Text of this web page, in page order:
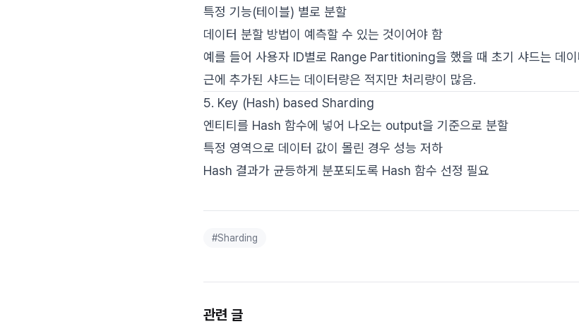
특정 기능(테이블) 별로 분할
데이터 분할 방법이 예측할 수 있는 것이어야 함
예를 들어 사용자 ID별로 Range Partitioning을 했을 때 초기 샤드는 데이
근에 추가된 샤드는 데이터량은 적지만 처리량이 많음.
5. Key (Hash) based Sharding
엔티티를 Hash 함수에 넣어 나오는 output을 기준으로 분할
특정 영역으로 데이터 값이 몰린 경우 성능 저하
Hash 결과가 균등하게 분포되도록 Hash 함수 선정 필요
#Sharding
관련 글